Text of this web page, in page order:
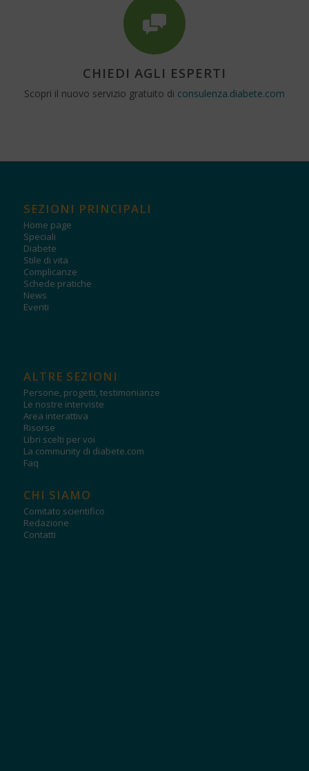
CHIEDI AGLI ESPERTI
Scopri il nuovo servizio gratuito di consulenza.diabete.com
SEZIONI PRINCIPALI
Home page
Speciali
Diabete
Stile di vita
Complicanze
Schede pratiche
News
Eventi
ALTRE SEZIONI
Persone, progetti, testimonianze
Le nostre interviste
Area interattiva
Risorse
Libri scelti per voi
La community di diabete.com
Faq
CHI SIAMO
Comitato scientifico
Redazione
Contatti